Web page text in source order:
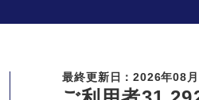
最終更新日：2026年08月